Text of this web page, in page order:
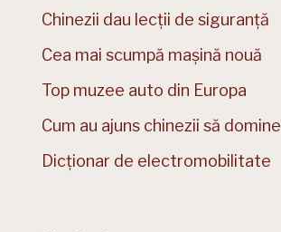
Chinezii dau lecții de siguranță
Cea mai scumpă mașină nouă
Top muzee auto din Europa
Cum au ajuns chinezii să domine
Dicționar de electromobilitate